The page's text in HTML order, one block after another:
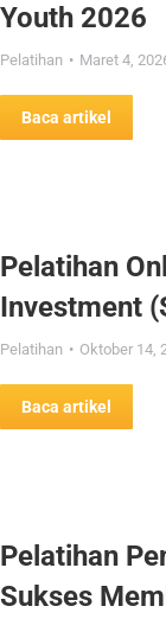
Youth 2026
Pelatihan Maret 4,
Baca artikel
Pelatihan
Investment
Pelatihan Oktober 14,
Baca artikel
Pelatihan
Sukses